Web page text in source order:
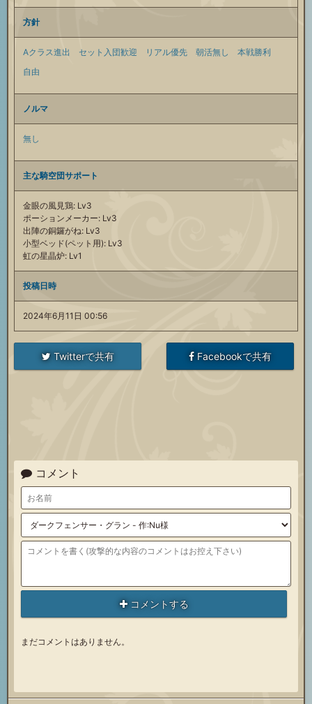
方針
Aクラス進出 セット入団歓迎 リアル優先 朝活無し
本戦勝利
自由
ノルマ
無し
主な騎空団サポート
金眼の風見鶏: Lv3
ポーションメーカー: Lv3
出陣の銅鑼がね: Lv3
小型ベッド(ペット用): Lv3
虹の星晶炉: Lv1
投稿日時
2024年6月11日 00:56
Twitterで共有 Facebookで共有
コメント
コメントする
まだコメントはありません。